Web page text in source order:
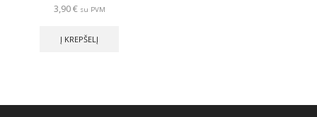
3,90€ su PVM
Į KREPŠELĮ